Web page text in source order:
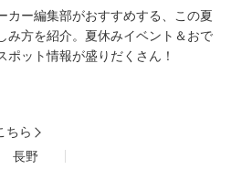
カー編集部がおすすめする、この夏
み方を紹介。夏休みイベント＆おで
ポット情報が盛りだくさん！
ちら
長野